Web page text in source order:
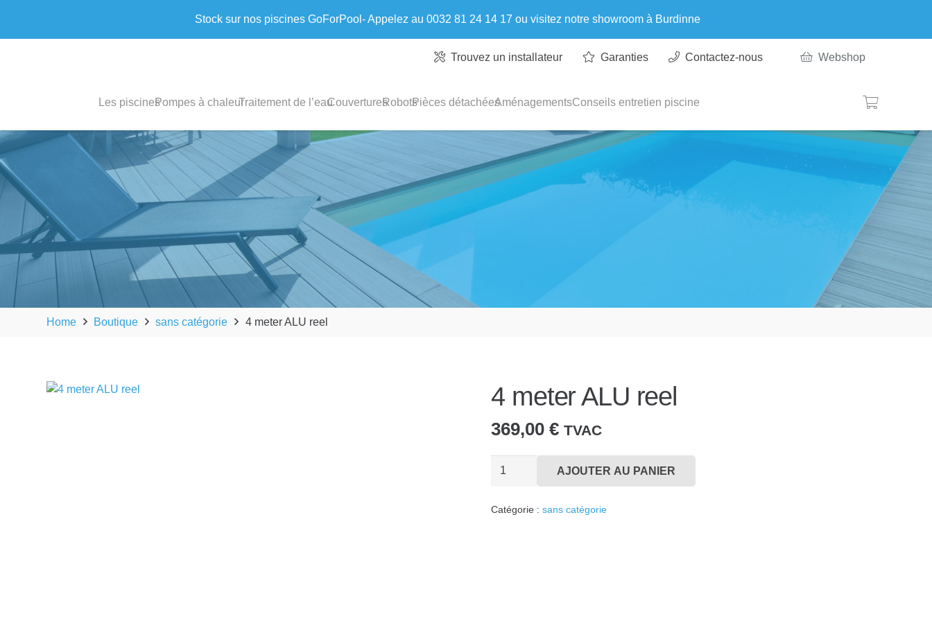
Stock sur nos piscines GoForPool- Appelez au 0032 81 24 14 17 ou visitez notre showroom à Burdinne
Trouvez un installateur Garanties Contactez-nous Webshop
Les piscinesPompes à chaleurTraitement de l’eauCouverturesRobotsPièces détachéesAménagementsConseils entretien piscine
Home Boutique sans catégorie 4 meter ALU reel
4 meter ALU reel
369,00€ TVAC
meter
AJOUTER AU PANIER
Catégorie :sans catégorie